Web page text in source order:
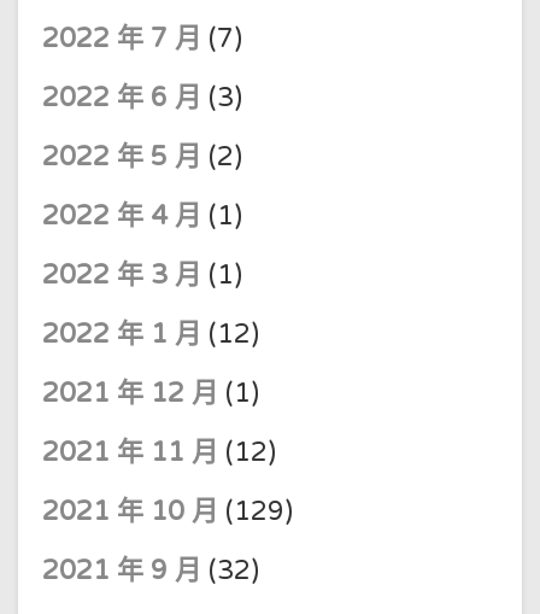
2022 年 7 月 (7)
2022 年 6 月 (3)
2022 年 5 月 (2)
2022 年 4 月 (1)
2022 年 3 月 (1)
2022 年 1 月 (12)
2021 年 12 月 (1)
2021 年 11 月 (12)
2021 年 10 月 (129)
2021 年 9 月 (32)